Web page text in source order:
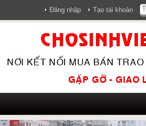
Đăng nhập
Tạo tài khoản